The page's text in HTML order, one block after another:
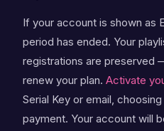
If your account is shown as
period has ended. Your
registrations are preserved
renew your plan. Activate
Serial Key or email,
payment. Your account will